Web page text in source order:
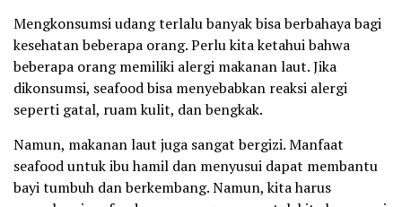
Mengkonsumsi udang terlalu banyak bisa berbahaya bagi
kesehatan beberapa orang. Perlu kita ketahui bahwa
beberapa orang memiliki alergi makanan laut. Jika
dikonsumsi, seafood bisa menyebabkan reaksi alergi
seperti gatal, ruam kulit, dan bengkak.
Namun, makanan laut juga sangat bergizi. Manfaat
seafood untuk ibu hamil dan menyusui dapat membantu
bayi tumbuh dan berkembang. Namun, kita harus